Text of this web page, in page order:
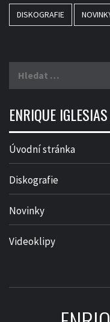
DISKOGRAFIE
ENRIQUE IGLESIAS
Úvodní stránka
Diskografie
Novinky
Videoklipy